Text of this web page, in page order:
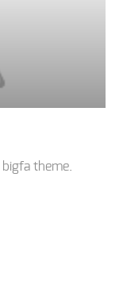
bigfa theme.